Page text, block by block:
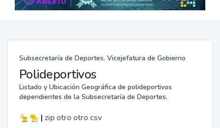
Subsecretaría de Deportes. Vicejefatura de Gobierno
Polideportivos
Listado y Ubicación Geográfica de polideportivos
dependientes de la Subsecretaría de Deportes.
| zip otro otro csv